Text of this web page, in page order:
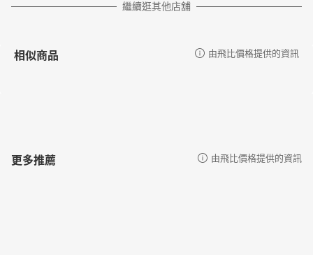
繼續逛其他店舖
相似商品 由飛比價格提供的資訊
更多推薦 由飛比價格提供的資訊